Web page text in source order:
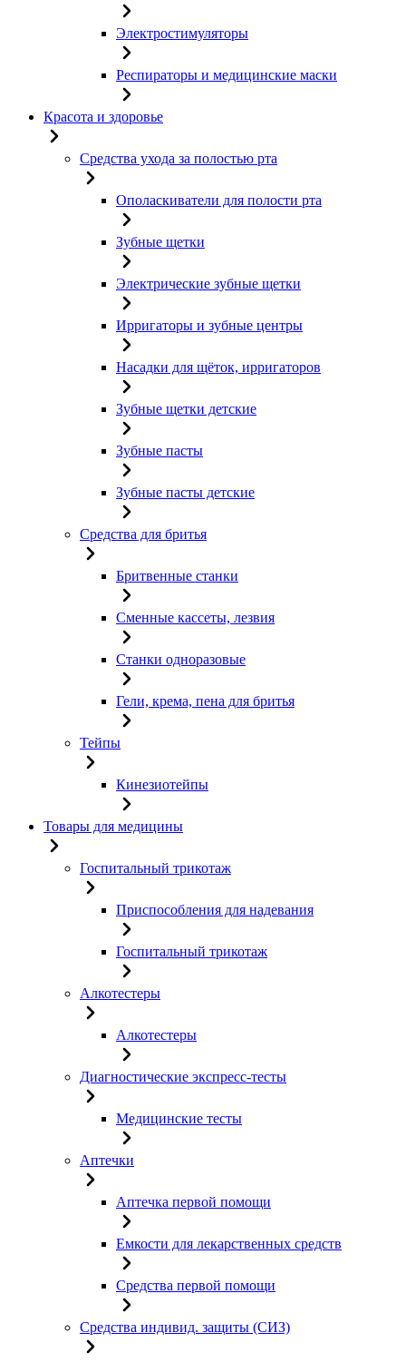
Электростимуляторы
Респираторы и медицинские маски
Красота и здоровье
Средства ухода за полостью рта
Ополаскиватели для полости рта
Зубные щетки
Электрические зубные щетки
Ирригаторы и зубные центры
Насадки для щёток, ирригаторов
Зубные щетки детские
Зубные пасты
Зубные пасты детские
Средства для бритья
Бритвенные станки
Сменные кассеты, лезвия
Станки одноразовые
Гели, крема, пена для бритья
Тейпы
Кинезиотейпы
Товары для медицины
Госпитальный трикотаж
Приспособления для надевания
Госпитальный трикотаж
Алкотестеры
Алкотестеры
Диагностические экспресс-тесты
Медицинские тесты
Аптечки
Аптечка первой помощи
Емкости для лекарственных средств
Средства первой помощи
Средства индивид. защиты (СИЗ)